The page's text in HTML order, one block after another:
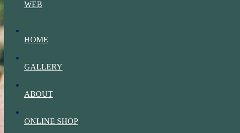
WEB
HOME
GALLERY
ABOUT
ONLINE SHOP